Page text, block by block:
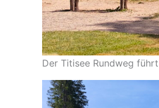
Der Titisee Rundweg